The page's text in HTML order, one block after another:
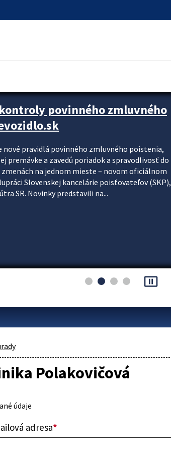
povinného zmluvného
nové pravidlá povinného zmluvného poistenia,
a zavedú poriadok a spravodlivosť do
na jednom mieste – novom oficiálnom
Slovenskej kancelárie poisťovateľov (SKP),
SR. Novinky predstavili na...
pause_presentation
Polakovičová
údaje
adresa*